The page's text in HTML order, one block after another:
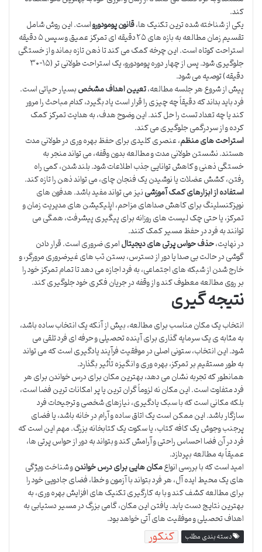
کند.
یکی از شناخته شده ترین تکنیک ها،قانون پومودورواست. این روش شامل
تقسیم زمان مطالعه به بازه های ۲۵ دقیقه ای تمرکز عمیق و سپس ۵ دقیقه
استراحت کوتاه است. این چرخه کمک می کند تا ذهن تازه بماند و از خستگی
جلوگیری شود. پس از چهار دوره پومودورو، یک استراحت طولانی تر (۱۵-۳۰
دقیقه) توصیه می شود.
پیش از شروع هر جلسه مطالعه،تعیین اهداف مشخصبسیار حیاتی است.
فرد باید بداند که دقیقاً چه چیزی را قرار است یاد بگیرد، کدام مباحث را مرور
کند یا چه تعداد تست را حل کند. این وضوح هدف، به هدایت تمرکز کمک
کرده و از سردرگمی جلوگیری می کند.
استراحت های منظم، عنصری کلیدی برای حفظ بهره وری در طولانی مدت
هستند. نشستن طولانی مدت و مطالعه بدون وقفه، می تواند منجر به
خستگی ذهنی و کاهش توانایی جذب اطلاعات شود. بلند شدن، کمی راه
رفتن، کشش عضلات یا نوشیدن یک فنجان چای، می تواند ذهن را تازه کند.
استفاده از ابزارهای کمک آموزشینیز می تواند مفید باشد. هدفون های
نویزکنسلینگ برای کاهش صداهای مزاحم، اپلیکیشن های مدیریت زمان و
تمرکز، یا حتی چک لیست های روزانه برای پیگیری پیشرفت، همگی می
توانند به فرد در حفظ مسیر کمک کنند.
در نهایت،حذف حواس پرتی های دیجیتالامری ضروری است. قرار دادن
گوشی در حالت بی صدا یا دور از دسترس، بستن تب های غیرضروری مرورگر، و
خارج شدن از شبکه های اجتماعی، به فرد اجازه می دهد تا تمام تمرکز خود را
بر روی مطالعه معطوف کند و از وقفه در جریان فکری خود جلوگیری کند.
نتیجه گیری
انتخاب یک مکان مناسب برای مطالعه، بیش از آنکه یک انتخاب ساده باشد،
به مثابه ی یک سرمایه گذاری برای آینده تحصیلی و حرفه ای فرد تلقی می
شود. این انتخاب، ستونی اصلی در موفقیت فرآیند یادگیری است که می تواند
به طور مستقیم بر تمرکز، بهره وری و انگیزه تأثیر بگذارد.
همانطور که تجربه نشان می دهد، بهترین مکان برای درس خواندن برای هر
فرد متفاوت است. این مکان نه لزوماً گران ترین یا پر امکانات ترین فضا است،
بلکه مکانی است که با سبک یادگیری، نیازهای شخصی و ترجیحات فرد
سازگار باشد. این ممکن است یک اتاق ساده و آرام در خانه باشد، یا فضای
پرجنب وجوش یک کافه کتاب، یا سکوت یک کتابخانه بزرگ. مهم این است که
فرد در آن فضا احساس راحتی و آرامش کند و بتواند به دور از حواس پرتی ها،
عمیقاً به مطالعه بپردازد.
امید است که با بررسی انواعمکان هایی برای درس خواندنو شناخت ویژگی
های یک محیط ایده آل، هر فرد بتواند با آزمون و خطا، فضای جادویی خود را
برای مطالعه کشف کند و با به کارگیری تکنیک های افزایش بهره وری، به
بهترین نتایج دست یابد. یافتن این مکان، گامی بزرگ در مسیر دستیابی به
اهداف تحصیلی و موفقیت های آتی خواهد بود.
دسته بندی مطلب کنکور